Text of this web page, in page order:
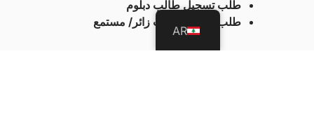
طلب تسجيل طالب دبلوم
طلب تسجيل طالب زائر/ مستمع
AR